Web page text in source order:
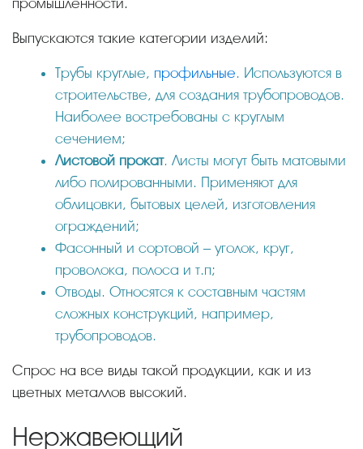
Выпускаются такие категории изделий:
Трубы круглые, профильные. Используются в
строительстве, для создания трубопроводов.
Наиболее востребованы с круглым
сечением;
Листовой прокат. Листы могут быть матовыми
либо полированными. Применяют для
облицовки, бытовых целей, изготовления
ограждений;
Фасонный и сортовой – уголок, круг,
проволока, полоса и т.п;
Отводы. Относятся к составным частям
сложных конструкций, например,
трубопроводов.
Спрос на все виды такой продукции, как и из
цветных металлов высокий.
Нержавеющий